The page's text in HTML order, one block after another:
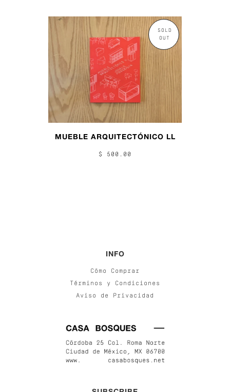
SOLD
OUT
MUEBLE ARQUITECTÓNICO LL
$ 500.00
INFO
Cómo Comprar
Términos y Condiciones
Aviso de Privacidad